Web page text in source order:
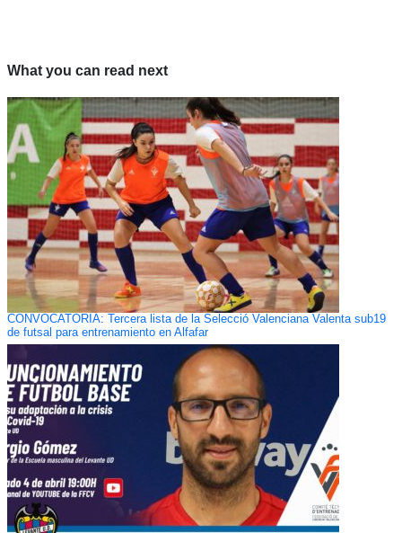
What you can read next
CONVOCATORIA: Tercera lista de la Selecció Valenciana Valenta sub19
de futsal para entrenamiento en Alfafar